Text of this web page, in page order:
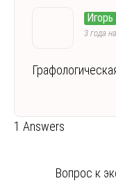
Игорь
3 года
1 Answers
Вопрос к